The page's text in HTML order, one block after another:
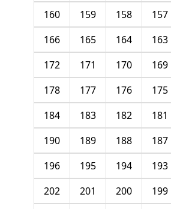
157
158
159
160
163
164
165
166
169
170
171
172
175
176
177
178
181
182
183
184
187
188
189
190
193
194
195
196
199
200
201
202